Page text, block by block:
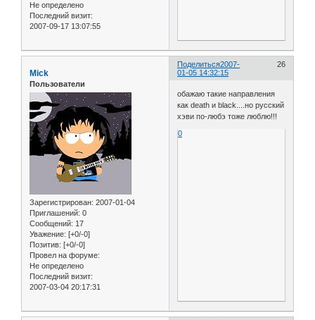
Не определено
Последний визит:
2007-09-17 13:07:55
Поделиться 26
2007-
01-05 14:32:15
Mick
Пользователи
Зарегистрирован: 2007-01-04
Приглашений: 0
Сообщений: 17
Уважение: [+0/-0]
Позитив: [+0/-0]
Провел на форуме:
Не определено
Последний визит:
2007-03-04 20:17:31
обажаю такие направления
как death и black....но русский
хэви по-любэ тоже люблю!!!
0